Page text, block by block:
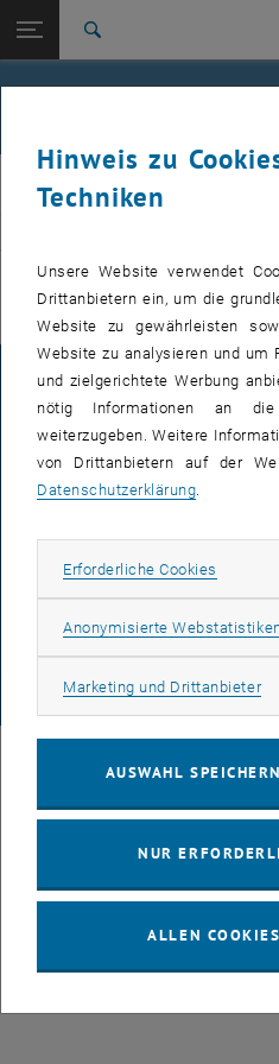
TU Login
Studium
International
Zur 1. Menü Ebene
E311-Institut für Fertigungstechnik
Technologien
und Photonische
Veranstaltungen
IFT
Es gibt keine Veranstaltungen in der
© TU Wien
Hinweis zu
Techniken
Unsere Website verwendet
Drittanbietern ein, um die
Website zu gewährleisten
Website zu analysieren und um
und zielgerichtete Werbung
nötig Informationen an die
weiterzugeben. Weitere
von Drittanbietern auf der
Datenschutzerklärung.
Erforderliche Cookies
Anonymisierte
Marketing und Drittanbieter
AUSWAHL
NUR
ALLEN